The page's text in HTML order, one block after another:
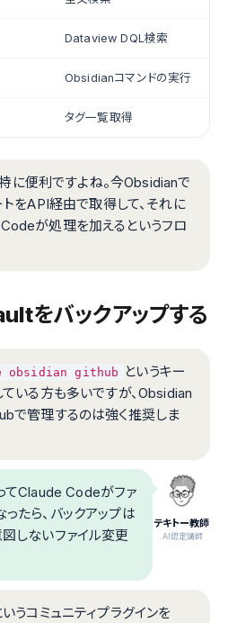
Dataview DQL検索
Obsidianコマンドの実行
タグ一覧取得
に便利ですよね。今Obsidianで
をAPI経由で取得して、それに
が処理を加えるというフロ
をバックアップする
obsidian github
というキー
いる方も多いですが、Obsidian
で管理するのは強く推奨しま
テキトー教師
.AI認定講師
てClaude Codeがファ
たら、バックアップは
しないファイル変更
うコミュニティプラグインを